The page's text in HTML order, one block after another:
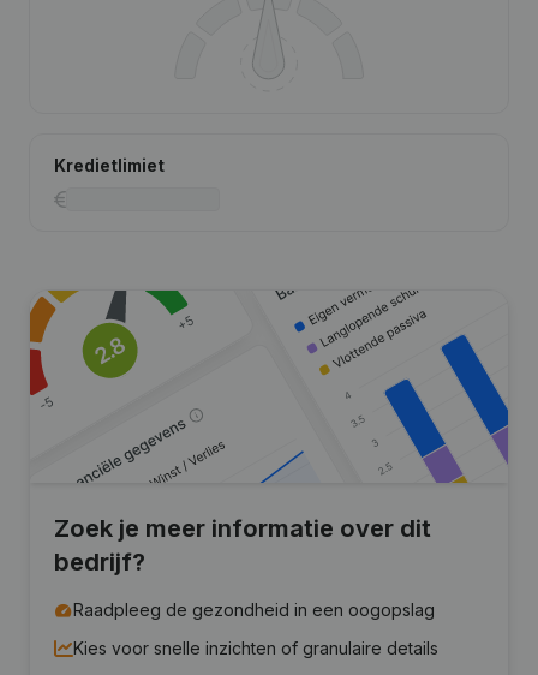
Kredietlimiet
Zoek je meer informatie over dit
bedrijf?
Raadpleeg de gezondheid in een oogopslag
Kies voor snelle inzichten of granulaire details